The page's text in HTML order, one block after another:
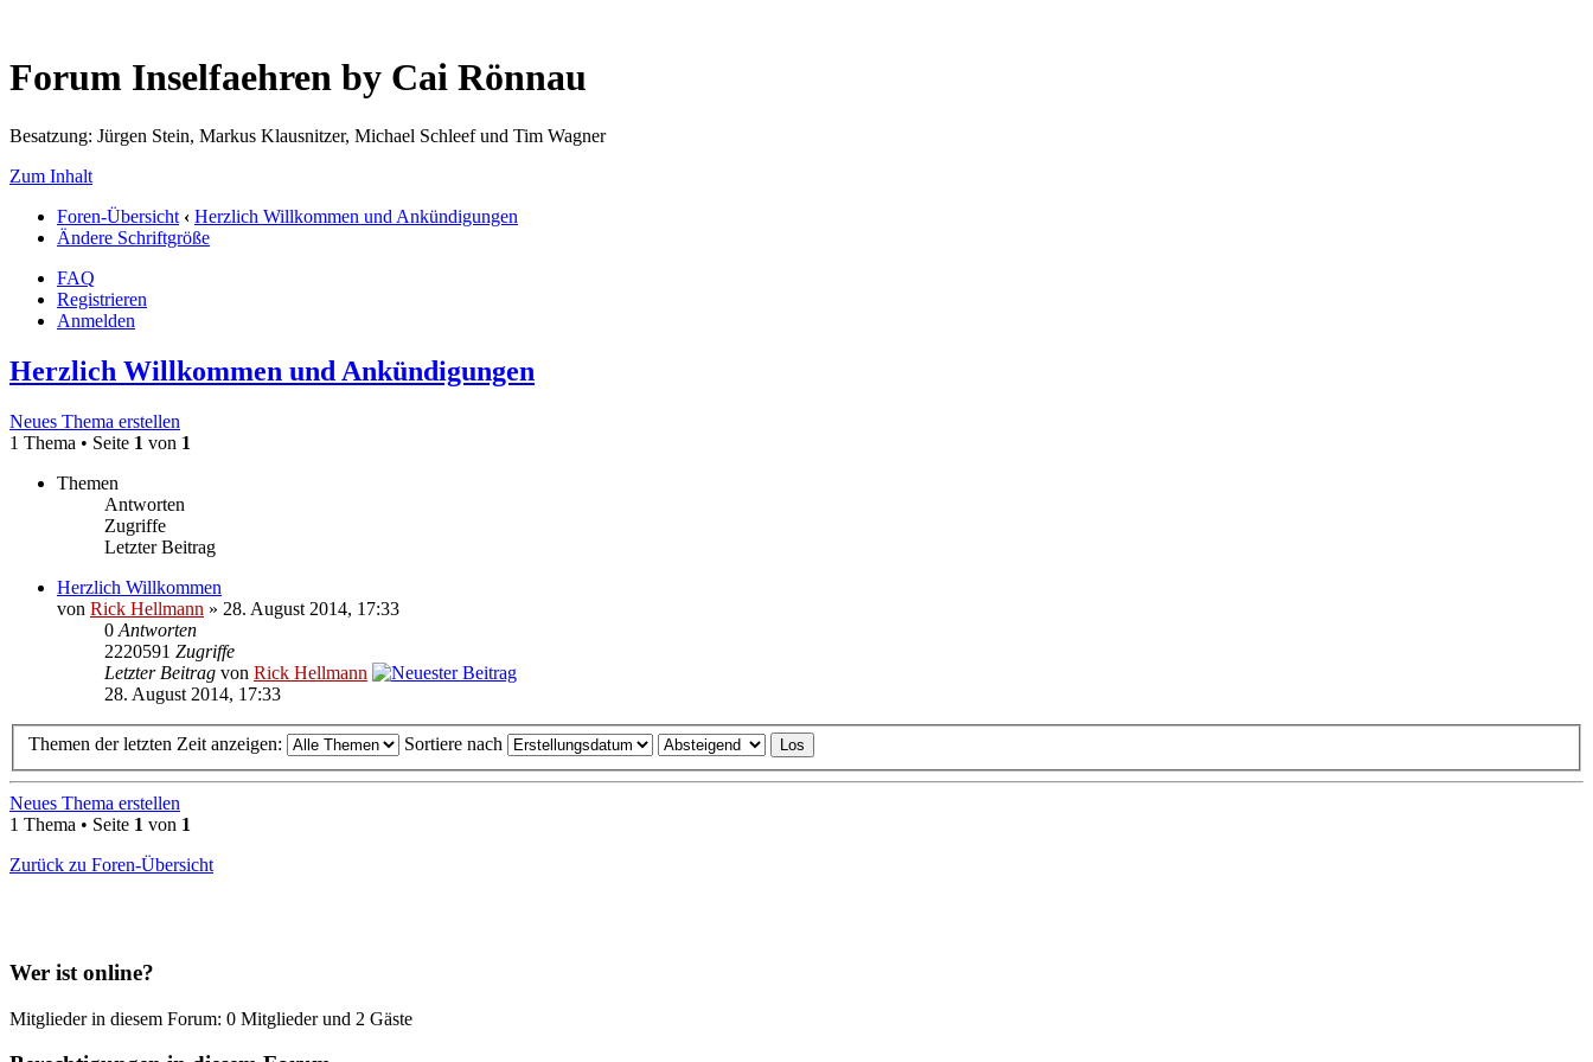
Forum Inselfaehren by Cai Rönnau
Besatzung: Jürgen Stein, Markus Klausnitzer, Michael Schleef und Tim Wagner
Zum Inhalt
Foren-Übersicht ‹ Herzlich Willkommen und Ankündigungen
Ändere Schriftgröße
FAQ
Registrieren
Anmelden
Herzlich Willkommen und Ankündigungen
Neues Thema erstellen
1 Thema • Seite 1 von 1
Themen
Antworten
Zugriffe
Letzter Beitrag
Herzlich Willkommen
von Rick Hellmann » 28. August 2014, 17:33
0 Antworten
2220591 Zugriffe
Letzter Beitrag von Rick Hellmann
28. August 2014, 17:33
Themen der letzten Zeit anzeigen: Sortiere nach
Neues Thema erstellen
1 Thema • Seite 1 von 1
Zurück zu Foren-Übersicht
Wer ist online?
Mitglieder in diesem Forum: 0 Mitglieder und 2 Gäste